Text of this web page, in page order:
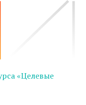
«Целевые